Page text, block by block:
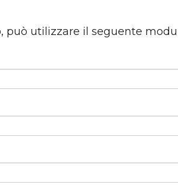
può utilizzare il seguente